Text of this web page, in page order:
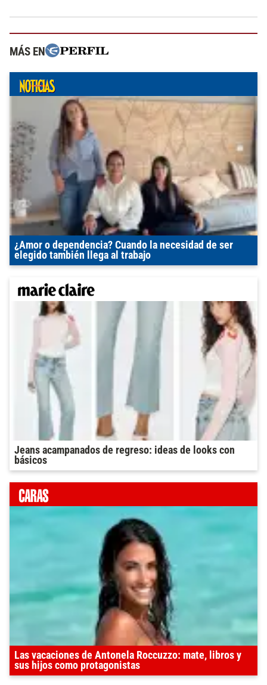
MÁS EN
¿Amor o dependencia? Cuando la necesidad de ser
elegido también llega al trabajo
Jeans acampanados de regreso: ideas de looks con
básicos
Las vacaciones de Antonela Roccuzzo: mate, libros y
sus hijos como protagonistas